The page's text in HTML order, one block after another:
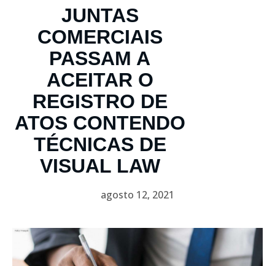
JUNTAS
COMERCIAIS
PASSAM A
ACEITAR O
REGISTRO DE
ATOS CONTENDO
TÉCNICAS DE
VISUAL LAW
agosto 12, 2021